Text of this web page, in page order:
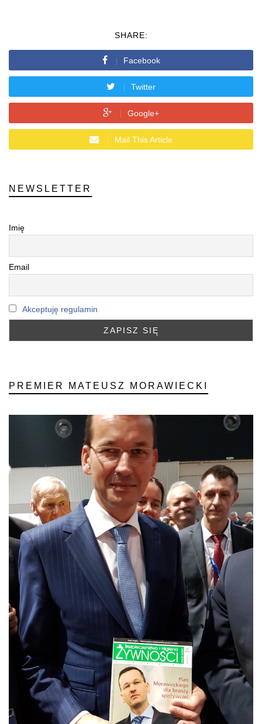
SHARE:
Facebook
Twitter
Google+
Mail This Article
NEWSLETTER
Imię
Email
Akceptuję regulamin
PREMIER MATEUSZ MORAWIECKI